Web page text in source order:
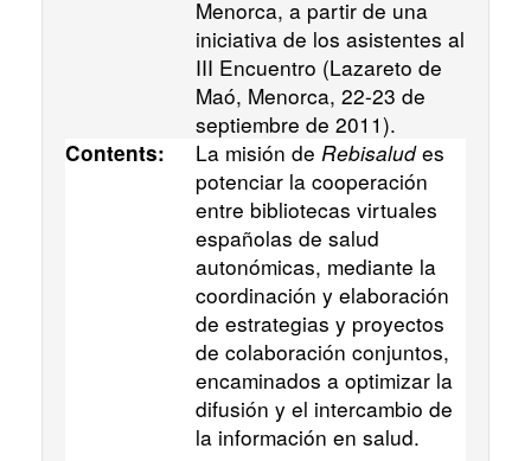
Menorca, a partir de una
iniciativa de los asistentes al
III Encuentro (Lazareto de
Maó, Menorca, 22-23 de
septiembre de 2011).
Contents: La misión de Rebisaludes
potenciar la cooperación
entre bibliotecas virtuales
españolas de salud
autonómicas, mediante la
coordinación y elaboración
de estrategias y proyectos
de colaboración conjuntos,
encaminados a optimizar la
difusión y el intercambio de
la información en salud.